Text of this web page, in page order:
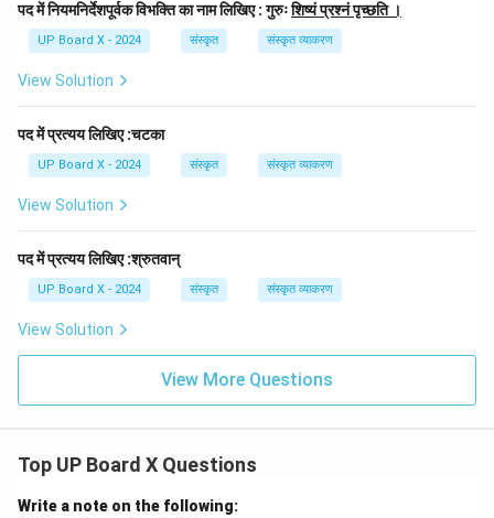
पद में नियमनिर्देशपूर्वक विभक्ति का नाम लिखिए : गुरुःशिष्यं प्रश्नं पृच्छति ।
UP Board X - 2024 संस्कृत संस्कृत व्याकरण
View Solution
पद में प्रत्यय लिखिए :चटका
UP Board X - 2024 संस्कृत संस्कृत व्याकरण
View Solution
पद में प्रत्यय लिखिए :श्रुतवान्
UP Board X - 2024 संस्कृत संस्कृत व्याकरण
View Solution
View More Questions
Top UP Board X Questions
Write a note on the following: